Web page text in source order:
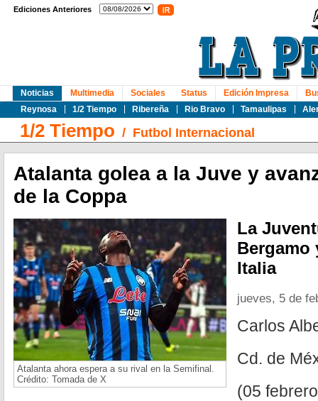
Ediciones Anteriores
Noticias
Reynosa
1/2 Tiempo Ribereña Rio Bravo Tamaulipas
Multimedia Sociales Status Edición Impresa
1/2 Tiempo / Futbol Internacional
Atalanta golea a la Juve y
de la Coppa
Atalanta ahora espera a su rival en la Semifinal.
Crédito: Tomada de X
La
Bergamo
Italia
jueves, 5 de
Carlos
Cd. de
(05